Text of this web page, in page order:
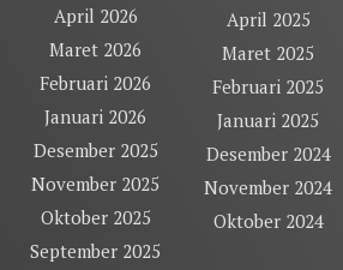
April 2026
Maret 2026
Februari 2026
Januari 2026
Desember 2025
November 2025
Oktober 2025
September 2025
April 2025
Maret 2025
Februari 2025
Januari 2025
Desember 2024
November 2024
Oktober 2024